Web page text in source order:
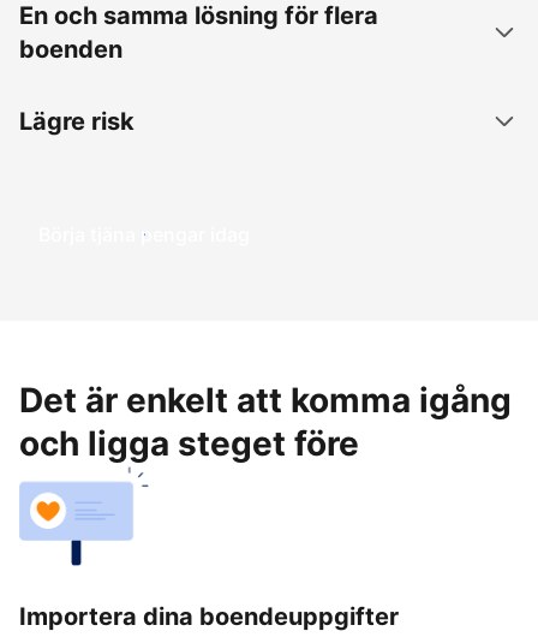
En och samma lösning för flera
boenden
Lägre risk
Börja tjäna pengar idag
Det är enkelt att komma igång
och ligga steget före
Importera dina boendeuppgifter